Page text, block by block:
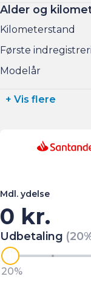
Alder og
Kilometerstand
Første
Modelår
+ Vis flere